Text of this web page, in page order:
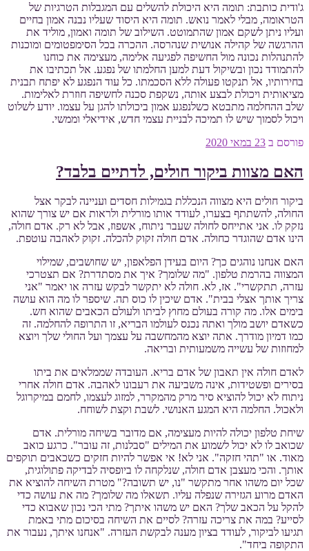
ג'ודית כותבת: תומה היא היכולת להשלים עם המגבלות הטרגיות של
הטראומה, מבלי לאמר נואש. תומה היא היסוד שעליו נבנה אמון בחיים
ועליו ניתן לשקם אמון שהתמוטט. השילוב של תומה ואמון, מוליד את
ההרגשה של קהילה אנושית שנהרסה. ההכרה בכל הסימפטומים ומוכנות
להתנהלות נכונה מול החשיפה לפגיעה אלימה, מעצימה את כוחנו
להתמודד נכון ובשיקול דעת למען החלמתו של נפגע. אל תכתיבו את
בחירותיו, אל תנקטו פעולה ללא הסכמתו. כל עוד הנפגע לא יפתח תבנית
מציאותית ויכולת לבצע אותה, נשקפת סכנה לחשיפה חוזרת לאלימות.
שלב ההחלמה מתבטא כשלנפגע אמון ביכולתו להגן על עצמו. יודע לשלוט
ויכול לסמוך שיש לו תמיכה לבניית עצמי חדש, אידיאלי וממשי.
פורסם ב 23 במאי 2020
האם מצוות ביקור חולים, לדתיים בלבד?
ביקור חולים היא מצווה הנכללת בגמילות חסדים ועניינה לבקר אצל
החולה, להשתתף בצערו, לעודד אותו מורלית ולראות אם יש צורך שהוא
נזקק לו. אני אתייחס לחולה שעבר ניתוח, אשפוז, אבל לא רק. אדם חולה,
הינו אדם שהוגדר כחולה. אדם חולה זקוק להכלה. זקוק לאהבה עוטפת.
האם אנחנו נוהגים כך? היום בעידן הפלאפון, יש שחושבים, שמילוי
המצווה בהרמת טלפון. "מה שלומך? איך את מסתדרת? אם תצטרכי
עזרה, תתקשרי". אז, לא. חולה לא יתקשר לבקש עזרה או יאמר "אני
צריך אותך אצלי בבית". אדם שיכין לו כוס תה. שיספר לו מה הוא עושה
בימים אלו. מה קורה בעולם מחוץ לביתו ולעולם הכאבים שהוא חש.
כשאדם יושב מולך ואתה נכנס לעולמו הבריא, זו התרופה להחלמה. זה
כמו דמיון מודרך. אתה יוצא מהמחשבה על עצמך ועל החולי שלך ויוצא
למחוזות של עשייה משמעותית ובריאה.
לאדם חולה אין תאבון של אדם בריא. העובדה שממלאים את ביתו
בסירים ופשטידות, אינה משביעה את רעבונו לאהבה. אדם חולה אחרי
ניתוח לא יכול להוציא סיר מרק מהמקרר, למזוג לעצמו, לחמם במיקרוגל
ולאכול. החלמה היא המגע האנושי. לשבת וקצת לשוחח.
שיחת טלפון יכולה להיות מעצימה, אם מדובר בשיחה מורלית. אדם
שכואב לו לא יכול לשמוע את המילים "סבלנות, זה עובר". כרגע כואב
מאוד. או "תהי חזקה". אני לא! אי אפשר להיות חזקים כשכאבים תוקפים
אותך. והכי מעצבן אדם חולה, שנלקחה לו ביופסיה לבדיקה פתולוגית,
שכל יום משהו אחר מתקשר "נו, יש תשובה?" מטרת השיחה להוציא את
האדם מרוע הגזירה שנפלה עליו. תשאלו מה שלומך? מה את עושה כדי
להקל על הכאב שלך? האם יש משהו איתך? מתי הכי נכון שאבוא כדי
לסייע? במה את צריכה עזרה? לסיים את השיחה בסיכום מתי באמת
תגיעו לביקור, לעודד בציון מענה לבקשת העזרה. "אנחנו איתך, נעבור את
התקופה ביחד".